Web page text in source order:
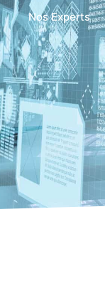
Nos Experts